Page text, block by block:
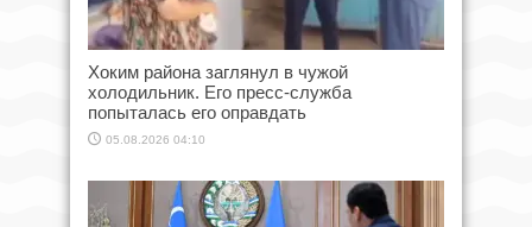
Хоким района заглянул в чужой
холодильник. Его пресс-служба
попыталась его оправдать
05.08.2026 04:10